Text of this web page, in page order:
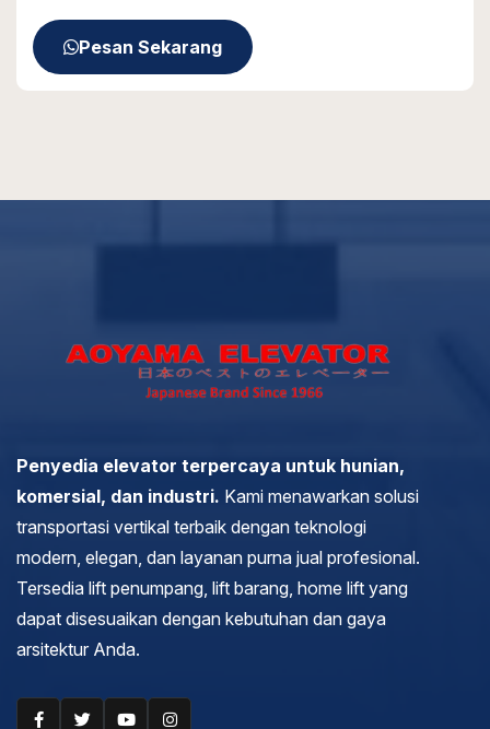
Pesan Sekarang
Penyedia elevator terpercaya untuk hunian,
komersial, dan industri. Kami menawarkan solusi
transportasi vertikal terbaik dengan teknologi
modern, elegan, dan layanan purna jual profesional.
Tersedia lift penumpang, lift barang, home lift yang
dapat disesuaikan dengan kebutuhan dan gaya
arsitektur Anda.